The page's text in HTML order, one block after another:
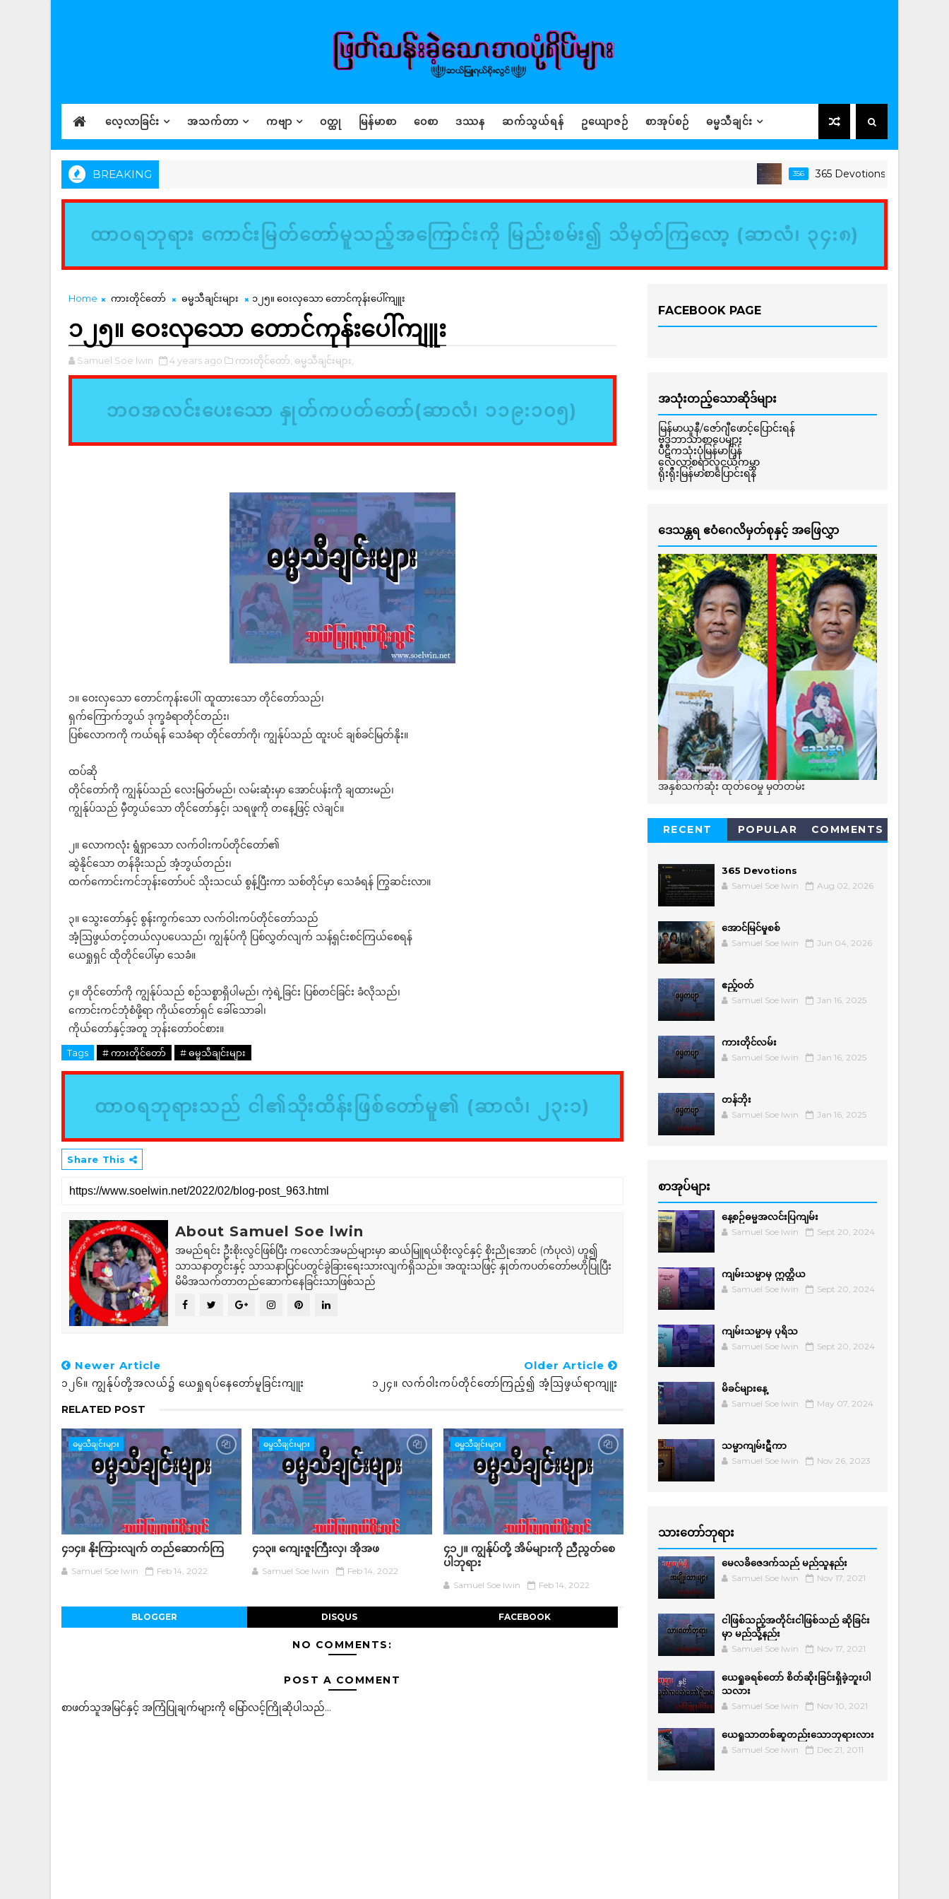
လေ့လာခြင်း အသက်တာ ကဗျာ ဝတ္ထု မြန်မာစာ ဝေစာ ဒဿန ဆက်သွယ်ရန် ဥယျောဇဉ် စာအုပ်စဉ် ဓမ္မသီချင်း
BREAKING 356 365 Devotions
ထာဝရဘုရား ကောင်းမြတ်တော်မူသည့်အကြောင်းကို မြည်းစမ်း၍ သိမှတ်ကြလော့ (ဆာလံ၊ ၃၄:၈)
Home ကားတိုင်တော် ဓမ္မသီချင်းများ ၁၂၅။ ဝေးလှသော တောင်ကုန်းပေါ်ကျူး
၁၂၅။ ဝေးလှသော တောင်ကုန်းပေါ်ကျူး
Samuel Soe lwin 4 years ago ကားတိုင်တော်, ဓမ္မသီချင်းများ,
ဘဝအလင်းပေးသော နှုတ်ကပတ်တော်(ဆာလံ၊ ၁၁၉:၁၀၅)
၁။ ဝေးလှသော တောင်ကုန်းပေါ်၊ ထူထားသော တိုင်တော်သည်၊
ရှက်ကြောက်ဘွယ် ဒုက္ခခံရာတိုင်တည်း၊
ပြစ်လောကကို ကယ်ရန် သေခံရာ တိုင်တော်ကို၊ ကျွန်ုပ်သည် ထူးပင် ချစ်ခင်မြတ်နိုး။
ထပ်ဆို
တိုင်တော်ကို ကျွန်ုပ်သည် လေးမြတ်မည်၊ လမ်းဆုံးမှာ အောင်ပန်းကို ချထားမည်၊
ကျွန်ုပ်သည် မှီတွယ်သော တိုင်တော်နှင့်၊ သရဖူကို တနေ့ဖြင့် လဲချင်။
၂။ လောကလုံး ရွံရှာသော လက်ဝါးကပ်တိုင်တော်၏
ဆွဲနိုင်သော တန်ခိုးသည် အံ့ဘွယ်တည်း၊
ထက်ကောင်းကင်ဘုန်းတော်ပင် သိုးသငယ် စွန့်ပြီးကာ သစ်တိုင်မှာ သေခံရန် ကြွဆင်းလာ။
၃။ သွေးတော်နှင့် စွန်းကွက်သော လက်ဝါးကပ်တိုင်တော်သည်
အံ့ဩဖွယ်တင့်တယ်လှပပေသည်၊ ကျွန်ုပ်ကို ပြစ်လွှတ်လျက် သန့်ရှင်းစင်ကြယ်စေရန်
ယေရှုရှင် ထိုတိုင်ပေါ်မှာ သေခံ။
၄။ တိုင်တော်ကို ကျွန်ုပ်သည် စဉ်သစ္စာရှိပါမည်၊ ကဲ့ရဲ့ခြင်း ပြစ်တင်ခြင်း ခံလိုသည်၊
ကောင်းကင်ဘုံစံဖို့ရာ ကိုယ်တော်ရှင် ခေါ်သောခါ၊
ကိုယ်တော်နှင့်အတူ ဘုန်းတော်ဝင်စား။
Tags # ကားတိုင်တော် # ဓမ္မသီချင်းများ
ထာဝရဘုရားသည် ငါ၏သိုးထိန်းဖြစ်တော်မူ၏ (ဆာလံ၊ ၂၃:၁)
Share This
About Samuel Soe lwin
အမည်ရင်း ဦးစိုးလွင်ဖြစ်ပြီး ကလောင်အမည်များမှာ ဆယ်မြူရယ်စိုးလွင်နှင့် စိုးညိုအောင် (ကံပုလဲ) ဟူ၍
သာသနာတွင်းနှင့် သာသနာပြင်ပတွင်ခွဲခြားရေးသားလျက်ရှိသည်။ အထူးသဖြင့် နှုတ်ကပတ်တော်ဗဟိုပြုပြီး
မိမိအသက်တာတည်ဆောက်နေခြင်းသာဖြစ်သည်
Newer Article
၁၂၆။ ကျွန်ုပ်တို့အလယ်၌ ယေရှုရပ်နေတော်မူခြင်းကျူး
Older Article
၁၂၄။ လက်ဝါးကပ်တိုင်တော်ကြည့်၍ အံ့ဩဖွယ်ရာကျူး
RELATED POST
ဓမ္မသီချင်းများ
၄၁၄။ နိုးကြားလျက် တည်ဆောက်ကြ
Samuel Soe lwin Feb 14, 2022
ဓမ္မသီချင်းများ
၄၁၃။ ကျေးဇူးကြီးလှ၊ အိုအဖ
Samuel Soe lwin Feb 14, 2022
ဓမ္မသီချင်းများ
၄၁၂။ ကျွန်ုပ်တို့ အိမ်များကို ညီညွတ်စေ
ပါဘုရား
Samuel Soe lwin Feb 14, 2022
BLOGGER DISQUS FACEBOOK
NO COMMENTS:
POST A COMMENT
စာဖတ်သူအမြင်နှင့် အကြံပြုချက်များကို မြော်လင့်ကြိုဆိုပါသည်...
FACEBOOK PAGE
အသုံးတည့်သောဆိုဒ်များ
မြန်မာယူနီ/ဇော်ဂျီဖောင့်ပြောင်းရန်
ဗုဒ္ဓဘာသာစာပေများ
ပိဋကသုံးပုံမြန်မာပြန်
လေ့လာစရာလူငယ်ကမ္ဘာ
ရိုးရိုးမြန်မာစာပြောင်းရန်
ဒေသန္တရ ဧဝံဂေလိမှတ်စုနှင့် အဖြေလွှာ
အနှစ်သက်ဆုံး ထုတ်ဝေမှု မှတ်တမ်း
RECENT POPULAR COMMENTS
365 Devotions
Samuel Soe lwin Aug 02, 2026
အောင်မြင်မှုစစ်
Samuel Soe lwin Jun 04, 2026
ဧည့်ဝတ်
Samuel Soe lwin Jan 16, 2025
ကားတိုင်လမ်း
Samuel Soe lwin Jan 16, 2025
တန်ဘိုး
Samuel Soe lwin Jan 16, 2025
စာအုပ်များ
နေ့စဉ်ဓမ္မအလင်းပြကျမ်း
Samuel Soe lwin Sept 20, 2024
ကျမ်းသမ္မာမှ ဣတ္ထိယ
Samuel Soe lwin Sept 20, 2024
ကျမ်းသမ္မာမှ ပုရိသ
Samuel Soe lwin Sept 20, 2024
မိခင်များနေ့
Samuel Soe lwin May 07, 2024
သမ္မာကျမ်းဋီကာ
Samuel Soe lwin Nov 26, 2023
သားတော်ဘုရား
မေလခိဇေဒက်သည် မည်သူနည်း
Samuel Soe lwin Nov 17, 2021
ငါဖြစ်သည့်အတိုင်းငါဖြစ်သည် ဆိုခြင်း
မှာ မည်သို့နည်း
Samuel Soe lwin Nov 17, 2021
ယေရှုခရစ်တော် စိတ်ဆိုးခြင်းရှိခဲ့ဘူးပါ
သလား
Samuel Soe lwin Nov 10, 2021
ယေရှုသာတစ်ဆူတည်းသောဘုရားလား
Samuel Soe lwin Dec 21, 2011